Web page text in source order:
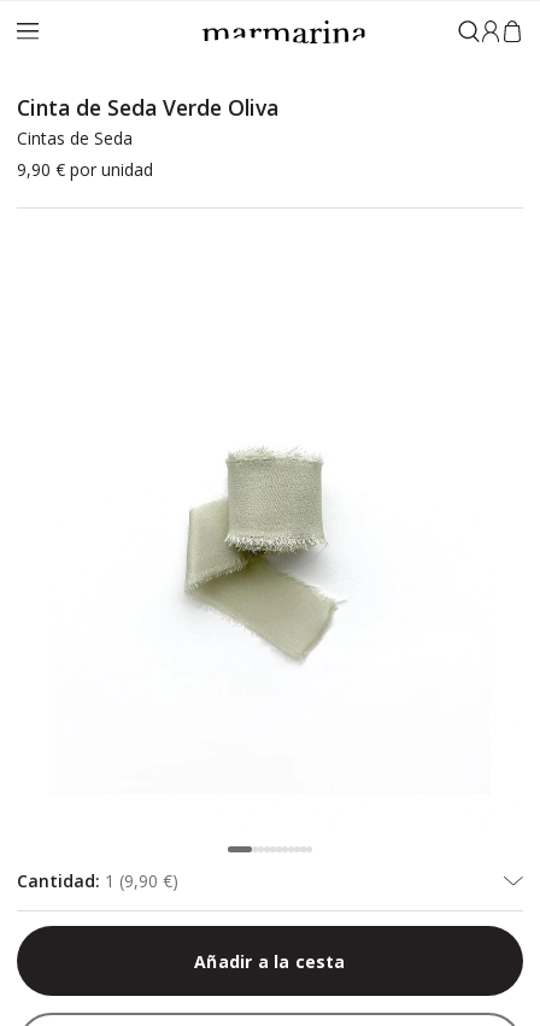
Iniciar
Cinta de Seda Verde Oliva
Cintas de Seda
9,90 € por unidad
Cantidad: 1 (9,90 €)
Añadir a la cesta